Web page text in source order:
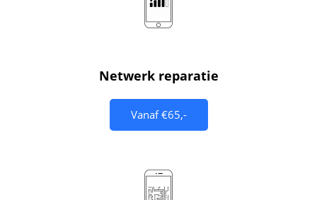
Netwerk reparatie
Vanaf €65,-